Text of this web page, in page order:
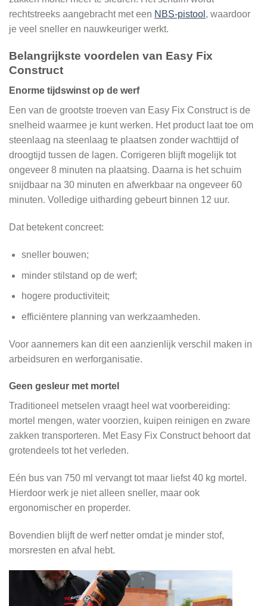
rechtstreeks aangebracht met een NBS-pistool , waardoor
je veel sneller en nauwkeuriger werkt.
Belangrijkste voordelen van Easy Fix
Construct
Enorme tijdswinst op de werf
Een van de grootste troeven van Easy Fix Construct is de
snelheid waarmee je kunt werken. Het product laat toe om
steenlaag na steenlaag te plaatsen zonder wachttijd of
droogtijd tussen de lagen. Corrigeren blijft mogelijk tot
ongeveer 8 minuten na plaatsing. Daarna is het schuim
snijdbaar na 30 minuten en afwerkbaar na ongeveer 60
minuten. Volledige uitharding gebeurt binnen 12 uur.
Dat betekent concreet:
sneller bouwen;
minder stilstand op de werf;
hogere productiviteit;
efficiëntere planning van werkzaamheden.
Voor aannemers kan dit een aanzienlijk verschil maken in
arbeidsuren en werforganisatie.
Geen gesleur met mortel
Traditioneel metselen vraagt heel wat voorbereiding:
mortel mengen, water voorzien, kuipen reinigen en zware
zakken transporteren. Met Easy Fix Construct behoort dat
grotendeels tot het verleden.
Eén bus van 750 ml vervangt tot maar liefst 40 kg mortel.
Hierdoor werk je niet alleen sneller, maar ook
ergonomischer en properder.
Bovendien blijft de werf netter omdat je minder stof,
morsresten en afval hebt.